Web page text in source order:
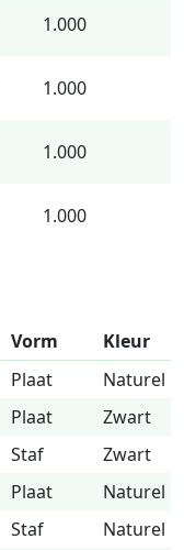
1.000
1.000
1.000
1.000
Vorm
Kleur
Plaat
Naturel
Plaat
Zwart
Staf
Zwart
Plaat
Naturel
Staf
Naturel